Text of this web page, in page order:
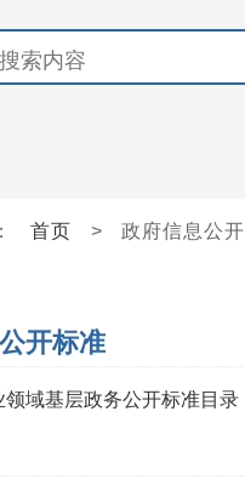
首页 > 政府信息公开
开标准
领域基层政务公开标准目录